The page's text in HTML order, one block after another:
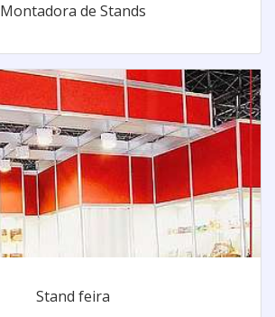
Montadora de Stands
Stand feira